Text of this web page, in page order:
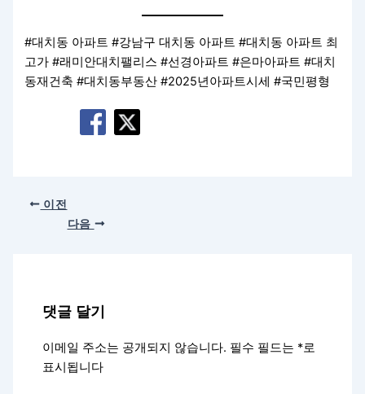
#대치동 아파트 #강남구 대치동 아파트 #대치동 아파트 최
고가 #래미안대치팰리스 #선경아파트 #은마아파트 #대치
동재건축 #대치동부동산 #2025년아파트시세 #국민평형
이전
다음
댓글 달기
이메일 주소는 공개되지 않습니다. 필수 필드는 *로
표시됩니다